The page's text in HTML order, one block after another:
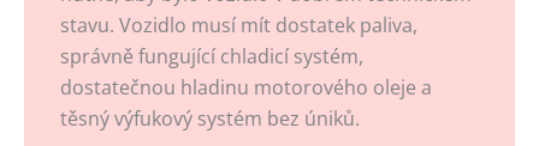
stavu. Vozidlo musí mít dostatek paliva,
správně fungující chladicí systém,
dostatečnou hladinu motorového oleje a
těsný výfukový systém bez úniků.